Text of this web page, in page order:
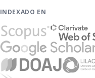
INDEXADO EN